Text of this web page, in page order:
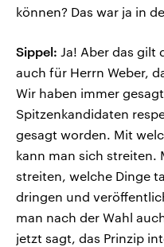
können? Das war ja in
Sippel: Ja! Aber das gilt
auch für Herrn Weber,
Wir haben immer
Spitzenkandidaten
gesagt worden. Mit
kann man sich streiten.
streiten, welche Dinge
dringen und
man nach der Wahl
jetzt sagt, das Prinzip